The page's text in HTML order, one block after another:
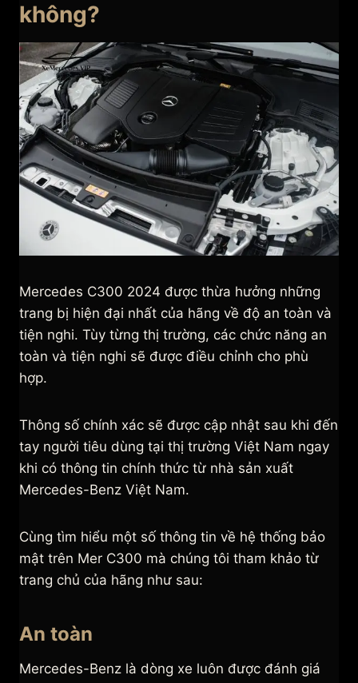
không?
Mercedes C300 2024 được thừa hưởng những
trang bị hiện đại nhất của hãng về độ an toàn và
tiện nghi. Tùy từng thị trường, các chức năng an
toàn và tiện nghi sẽ được điều chỉnh cho phù
hợp.
Thông số chính xác sẽ được cập nhật sau khi đến
tay người tiêu dùng tại thị trường Việt Nam ngay
khi có thông tin chính thức từ nhà sản xuất
Mercedes-Benz Việt Nam.
Cùng tìm hiểu một số thông tin về hệ thống bảo
mật trên Mer C300 mà chúng tôi tham khảo từ
trang chủ của hãng như sau:
An toàn
Mercedes-Benz là dòng xe luôn được đánh giá